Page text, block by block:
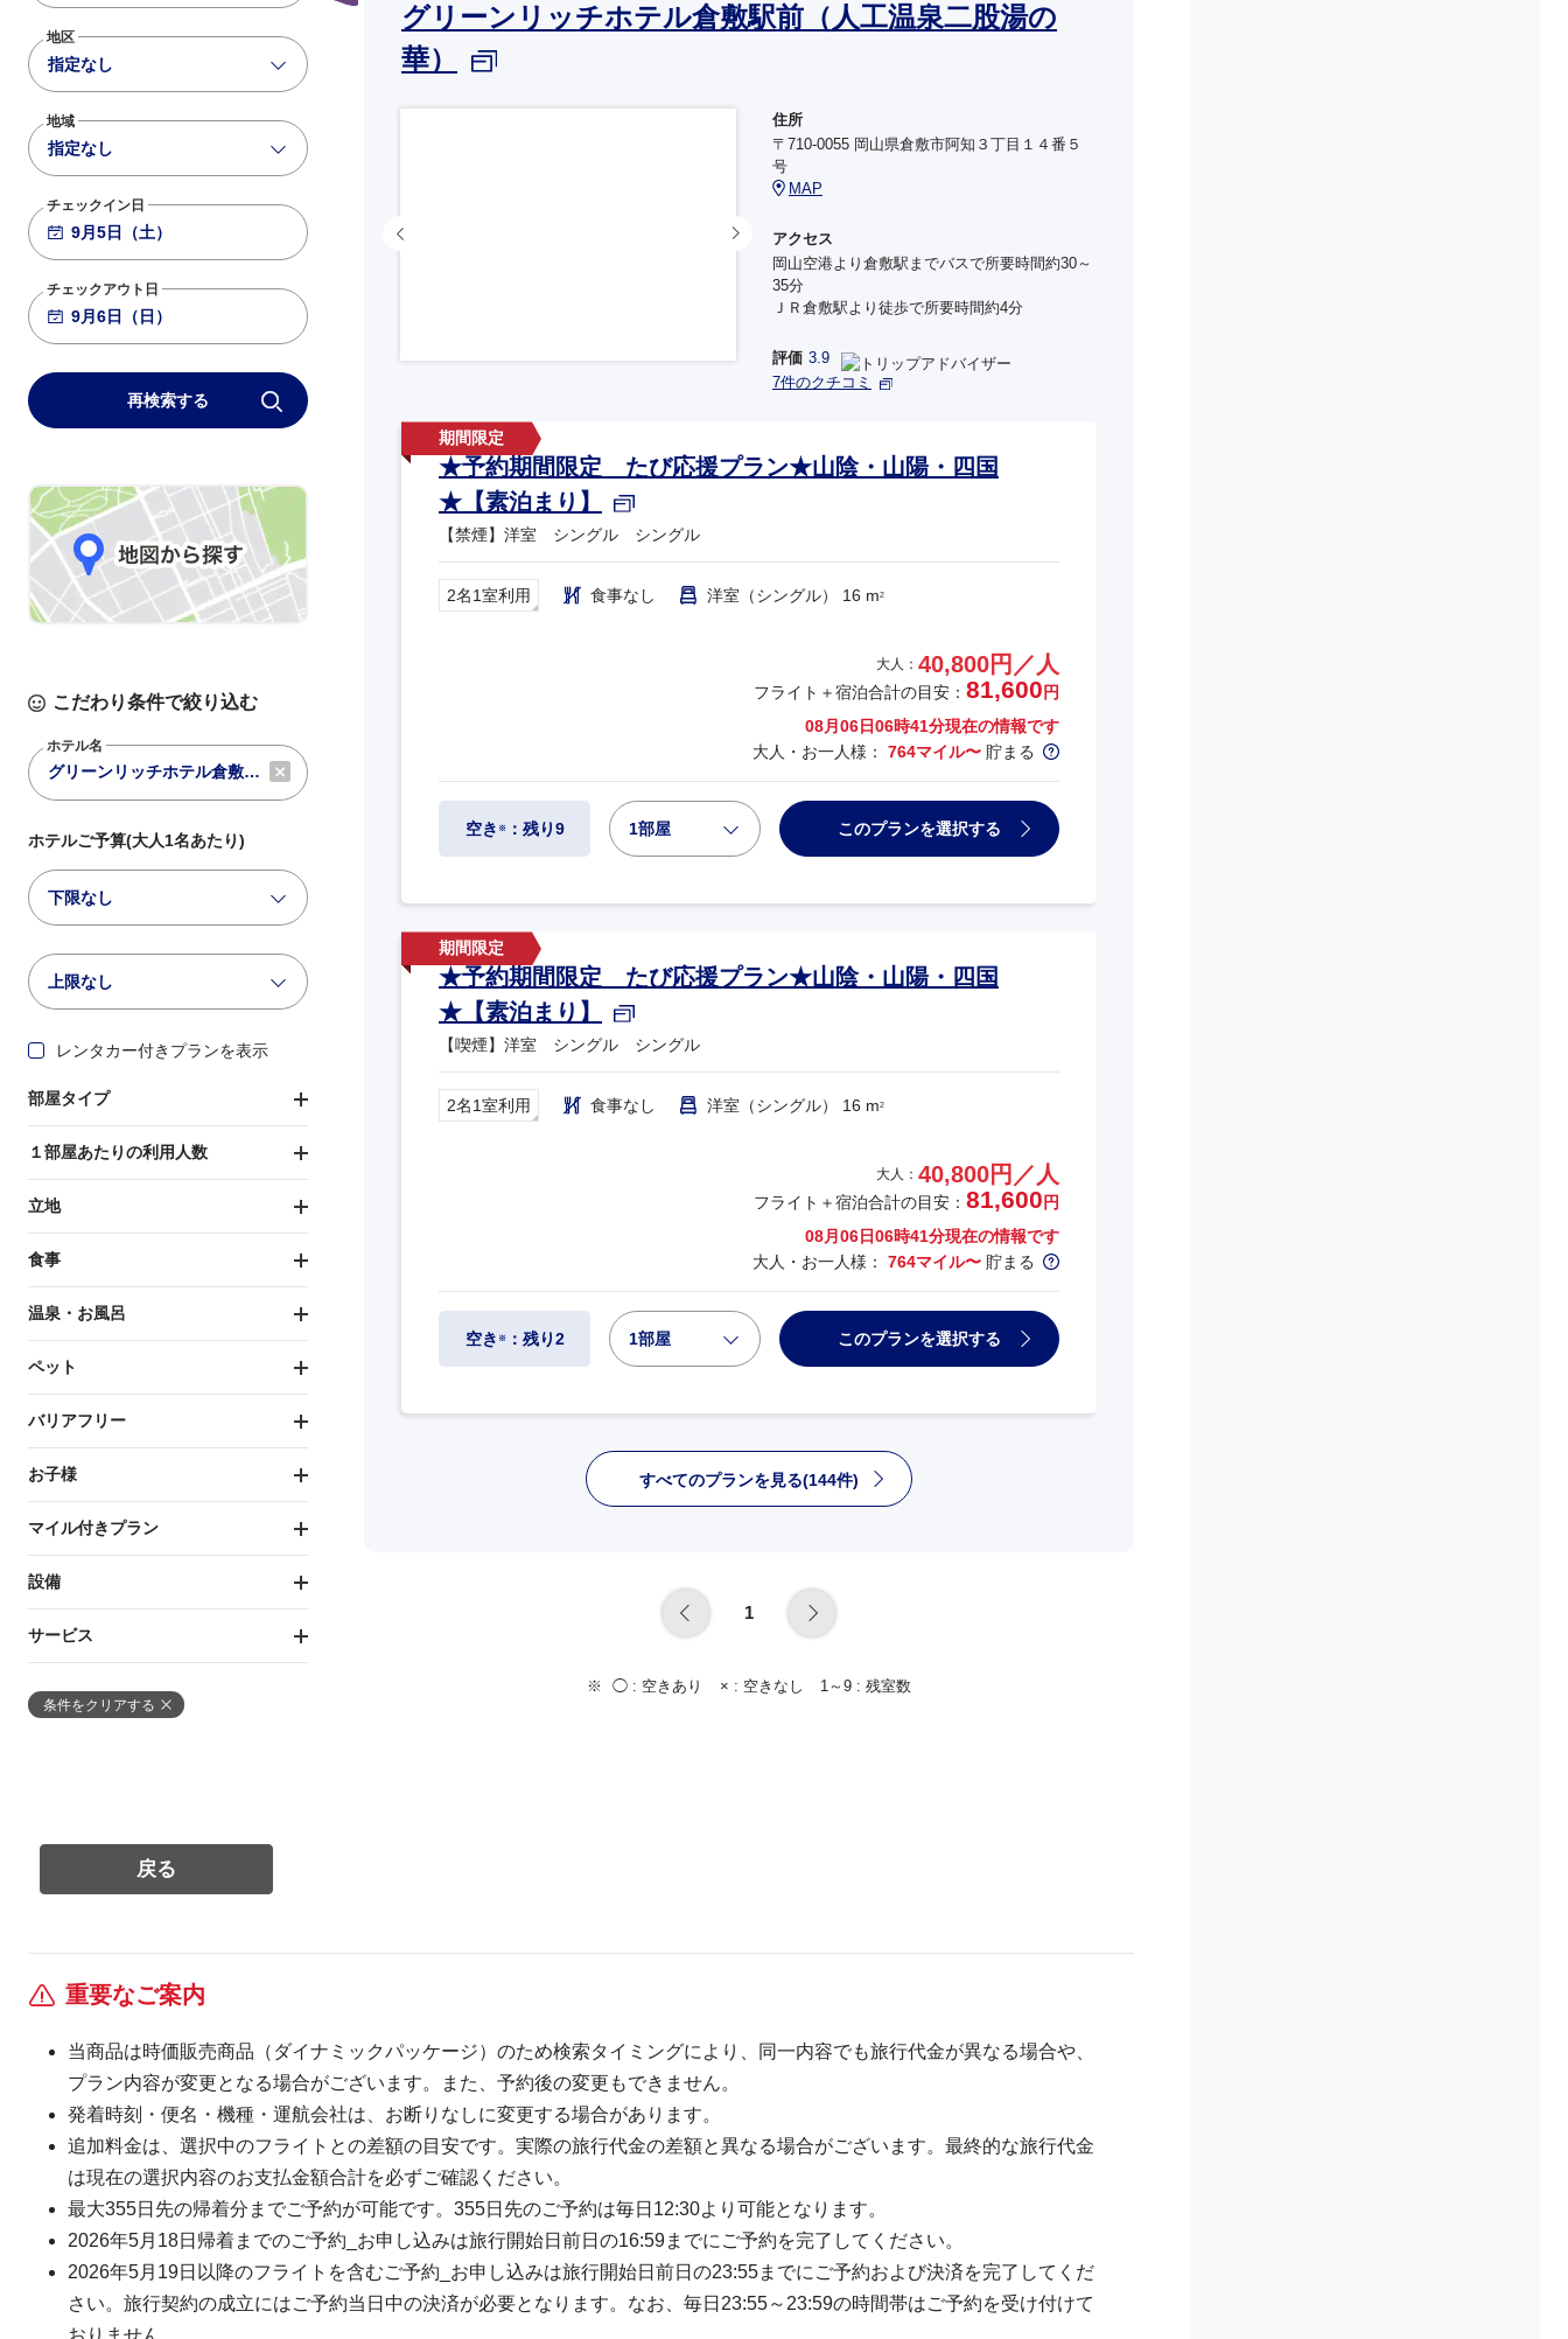
地区
指定なし
地域
指定なし
チェックイン日
チェックアウト日
再検索する
こだわり条件で絞り込む
ホテル名
ホテルご予算(大人1名あたり)
下限なし
上限なし
レンタカー付きプランを表示
部屋タイプ
１部屋あたりの利用人数
立地
食事
温泉・お風呂
ペット
バリアフリー
お子様
マイル付きプラン
設備
サービス
条件をクリアする
グリーンリッチホテル倉敷駅前（人工温泉二股湯の
華）
住所
〒710-0055 岡山県倉敷市阿知３丁目１４番５
号
MAP
アクセス
岡山空港より倉敷駅までバスで所要時間約30～
35分
ＪＲ倉敷駅より徒歩で所要時間約4分
評価 3.9
7件のクチコミ
★予約期間限定 たび応援プラン★山陰・山陽・四国
★【素泊まり】
【禁煙】洋室 シングル シングル
2名1室利用 食事なし 洋室（シングル） 16 m2
大人： 40,800円／人
フライト＋宿泊合計の目安： 81,600 円
08月06日06時41分現在の情報です
大人・お一人様： 764マイル〜 貯まる
空き ※：残り9 1部屋 このプランを選択する
★予約期間限定 たび応援プラン★山陰・山陽・四国
★【素泊まり】
【喫煙】洋室 シングル シングル
2名1室利用 食事なし 洋室（シングル） 16 m2
大人： 40,800円／人
フライト＋宿泊合計の目安： 81,600 円
08月06日06時41分現在の情報です
大人・お一人様： 764マイル〜 貯まる
空き ※：残り2 1部屋 このプランを選択する
すべてのプランを見る(144件)
1
◯ : 空きあり × : 空きなし 1～9 : 残室数
重要なご案内
当商品は時価販売商品（ダイナミックパッケージ）のため検索タイミングにより、同一内容でも旅行代金が異なる場合や、
プラン内容が変更となる場合がございます。また、予約後の変更もできません。
発着時刻・便名・機種・運航会社は、お断りなしに変更する場合があります。
追加料金は、選択中のフライトとの差額の目安です。実際の旅行代金の差額と異なる場合がございます。最終的な旅行代金
は現在の選択内容のお支払金額合計を必ずご確認ください。
最大355日先の帰着分までご予約が可能です。355日先のご予約は毎日12:30より可能となります。
2026年5月18日帰着までのご予約_お申し込みは旅行開始日前日の16:59までにご予約を完了してください。
2026年5月19日以降のフライトを含むご予約_お申し込みは旅行開始日前日の23:55までにご予約および決済を完了してくだ
さい。旅行契約の成立にはご予約当日中の決済が必要となります。なお、毎日23:55～23:59の時間帯はご予約を受け付けて